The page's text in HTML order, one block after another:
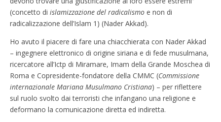
(concetto di islamizzazione del radicalismo e non di
radicalizzazione dell’Islam 1) (Nader Akkad).
Ho avuto il piacere di fare una chiacchierata con Nader Akkad
– ingegnere elettronico di origine siriana e di fede musulmana,
ricercatore all’Ictp di Miramare, Imam della Grande Moschea di
Roma e Copresidente-fondatore della CMMC (Commissione
internazionale Mariana Musulmano Cristiana) – per riflettere
sul ruolo svolto dai terroristi che infangano una religione e
deformano la comunicazione diretta ed indiretta.